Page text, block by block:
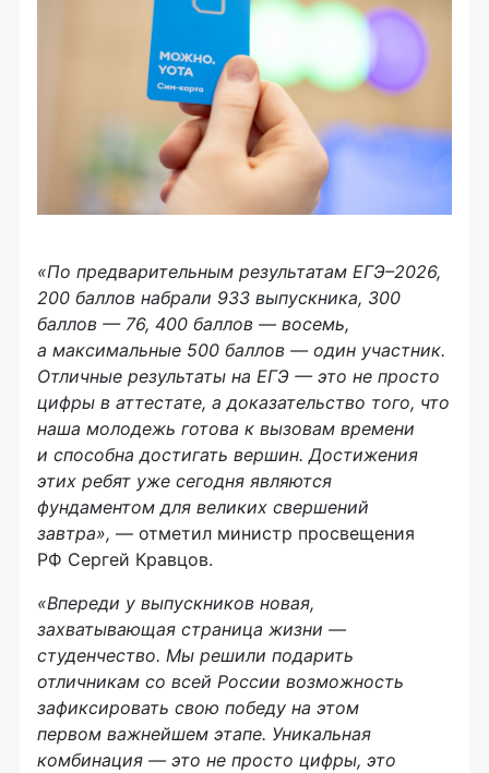
«По предварительным результатам ЕГЭ–2026,
200 баллов набрали 933 выпускника, 300
баллов — 76, 400 баллов — восемь,
а максимальные 500 баллов — один участник.
Отличные результаты на ЕГЭ — это не просто
цифры в аттестате, а доказательство того, что
наша молодежь готова к вызовам времени
и способна достигать вершин. Достижения
этих ребят уже сегодня являются
фундаментом для великих свершений
завтра», — отметил министр просвещения
РФ Сергей Кравцов.
«Впереди у выпускников новая,
захватывающая страница жизни —
студенчество. Мы решили подарить
отличникам со всей России возможность
зафиксировать свою победу на этом
первом важнейшем этапе. Уникальная
комбинация — это не просто цифры, это